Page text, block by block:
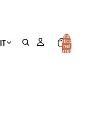
IT
Totale
articoli
nel
carrello: